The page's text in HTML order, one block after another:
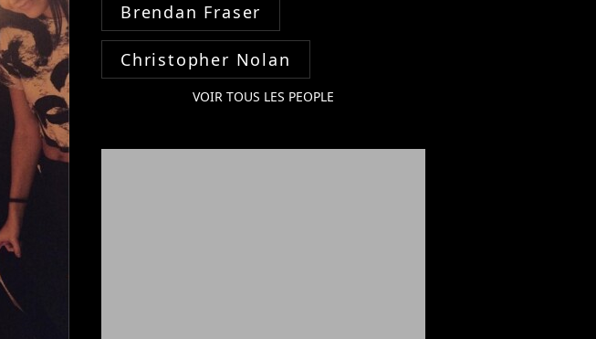
Brendan Fraser
Christopher Nolan
VOIR TOUS LES PEOPLE